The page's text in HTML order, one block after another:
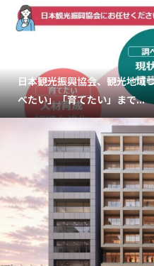
日本観光振興協会、観光地
べたい」「育てたい」まで...